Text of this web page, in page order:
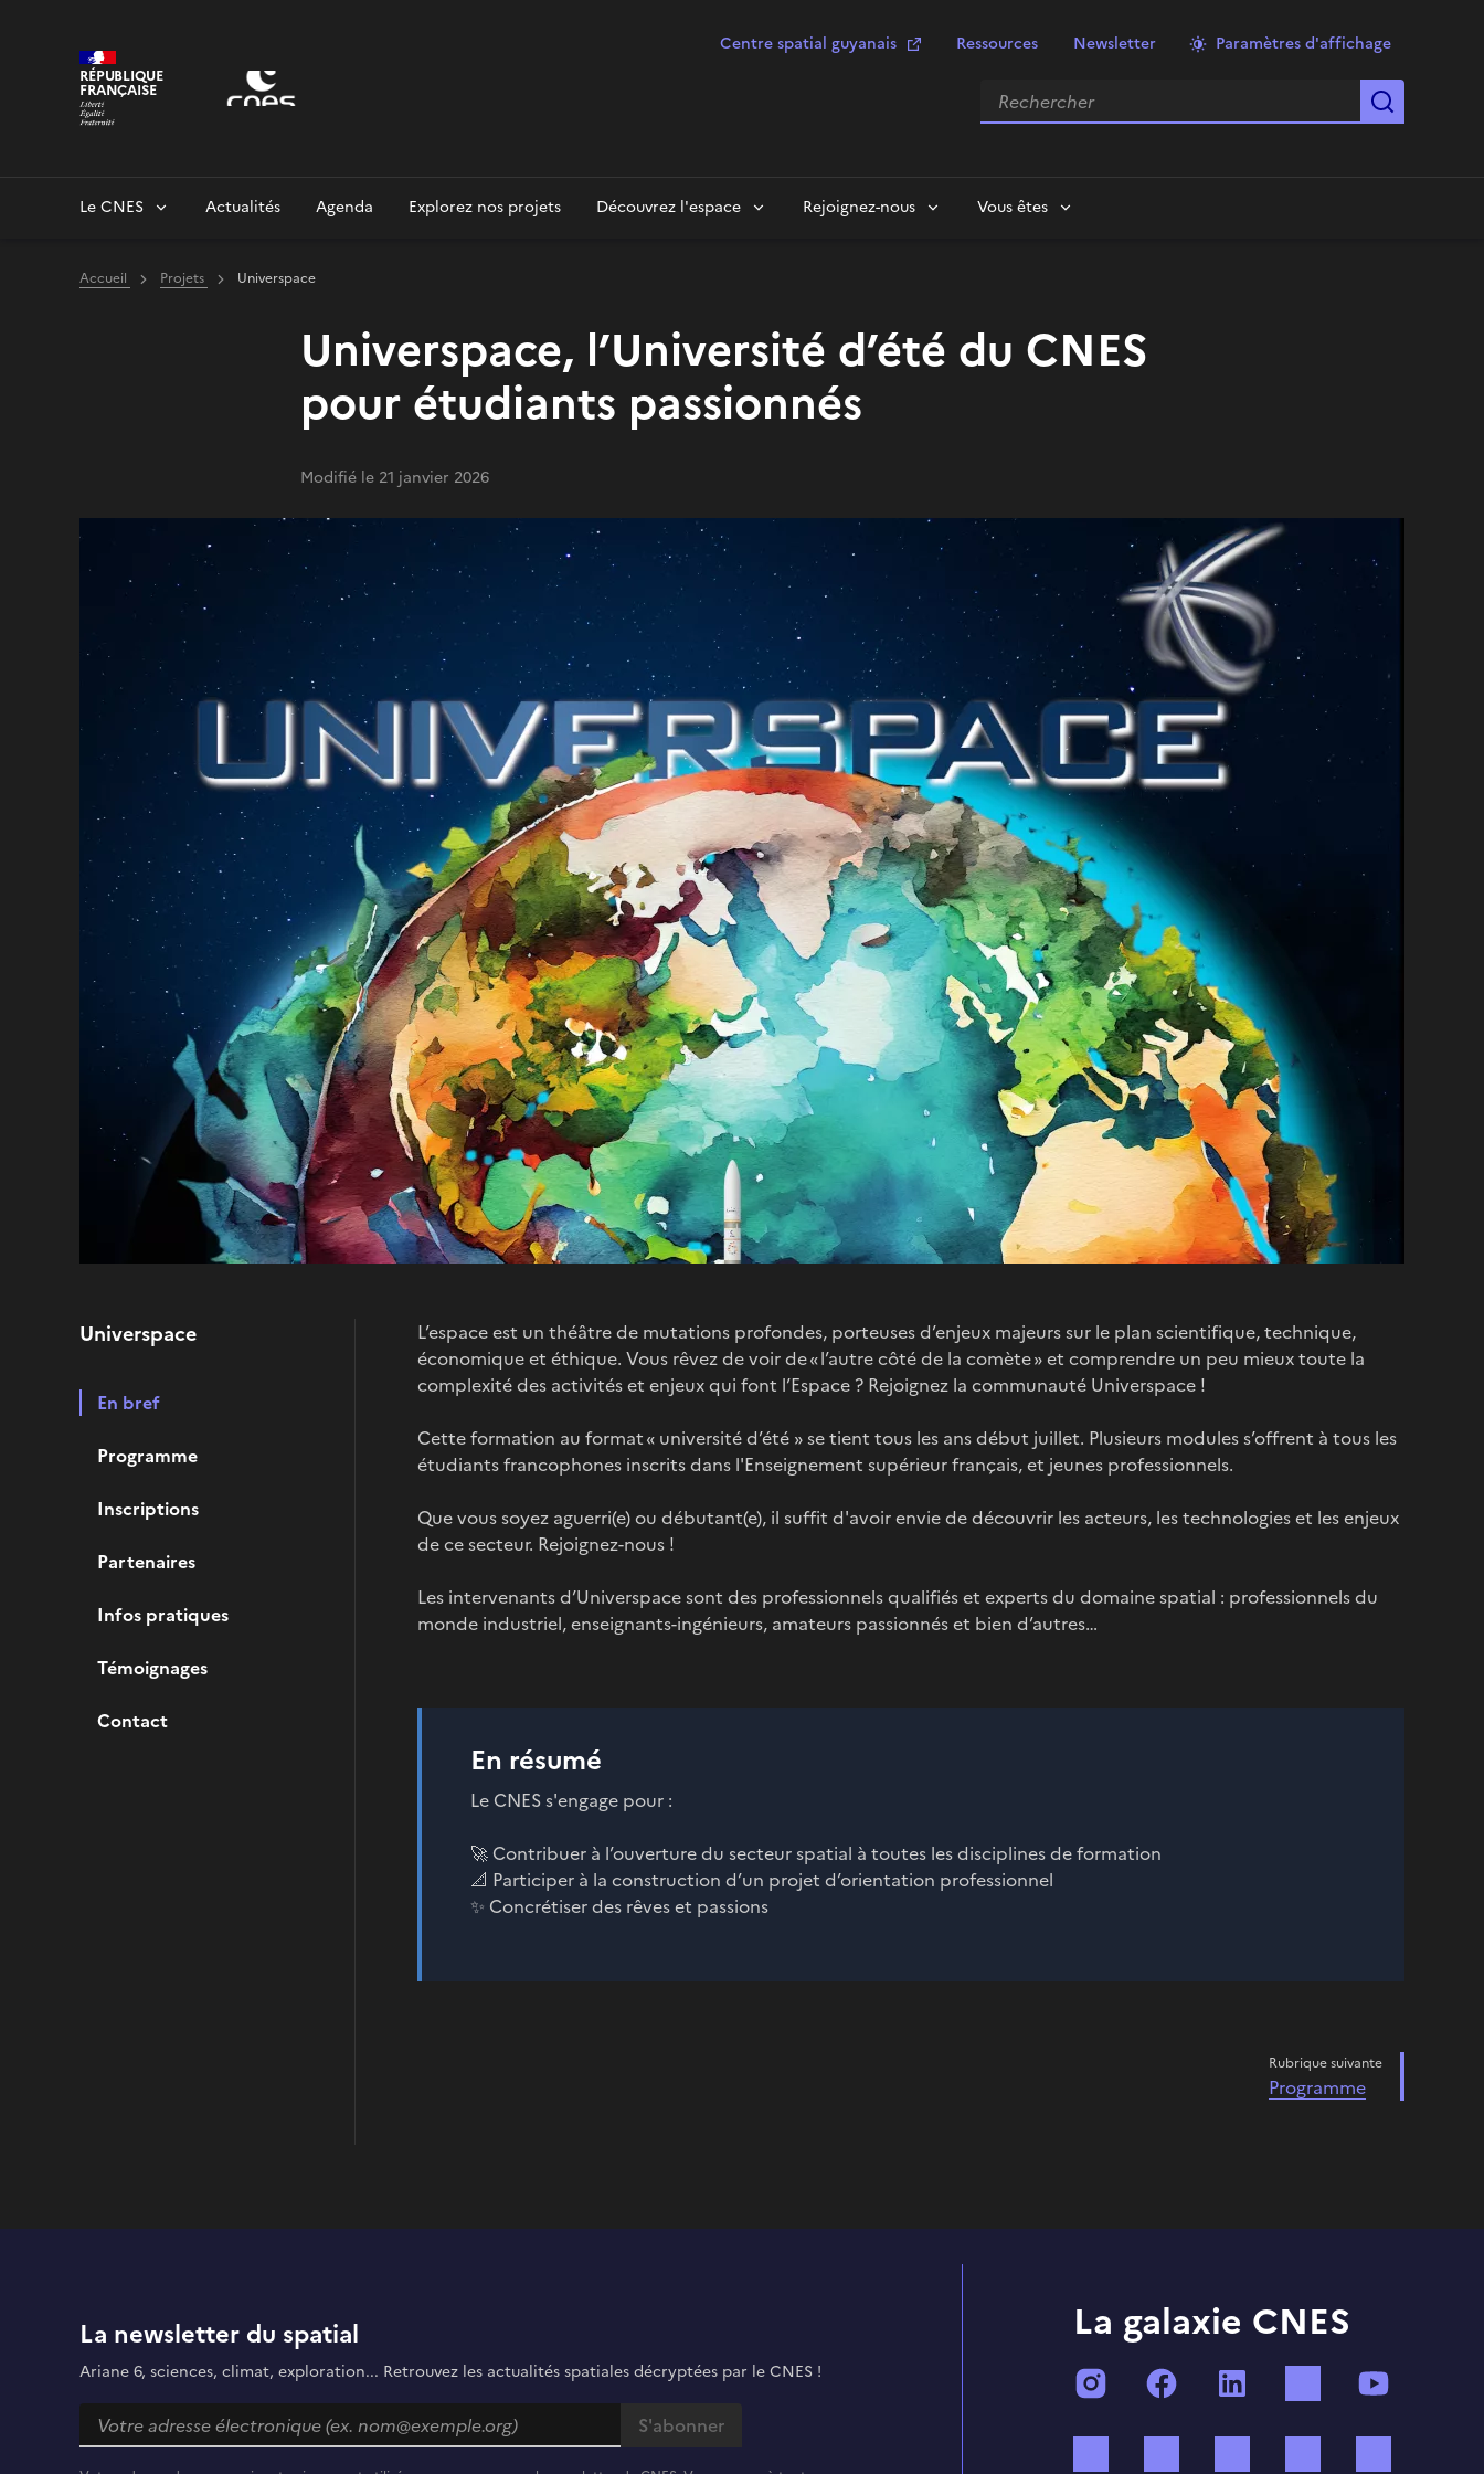
RÉPUBLIQUE
FRANÇAISE
Centre spatial guyanais Ressources Newsletter Paramètres d'affichage
Rechercher
Le CNES Actualités Agenda Explorez nos projets Découvrez l'espace Rejoignez-nous Vous êtes
Accueil Projets Universpace
Universpace, l’Université d’été du CNES
pour étudiants passionnés
Modifié le 21 janvier 2026
Universpace
En bref
Programme
Inscriptions
Partenaires
Infos pratiques
Témoignages
Contact
L’espace est un théâtre de mutations profondes, porteuses d’enjeux majeurs sur le plan scientifique, technique,
économique et éthique. Vous rêvez de voir de « l’autre côté de la comète » et comprendre un peu mieux toute la
complexité des activités et enjeux qui font l’Espace ? Rejoignez la communauté Universpace !
Cette formation au format « université d’été » se tient tous les ans début juillet. Plusieurs modules s’offrent à tous les
étudiants francophones inscrits dans l'Enseignement supérieur français, et jeunes professionnels.
Que vous soyez aguerri(e) ou débutant(e), il suffit d'avoir envie de découvrir les acteurs, les technologies et les enjeux
de ce secteur. Rejoignez-nous !
Les intervenants d’Universpace sont des professionnels qualifiés et experts du domaine spatial : professionnels du
monde industriel, enseignants-ingénieurs, amateurs passionnés et bien d’autres…
En résumé
Le CNES s'engage pour :
🚀 Contribuer à l’ouverture du secteur spatial à toutes les disciplines de formation
📐 Participer à la construction d’un projet d’orientation professionnel
✨ Concrétiser des rêves et passions
Rubrique suivante
Programme
La newsletter du spatial
Ariane 6, sciences, climat, exploration... Retrouvez les actualités spatiales décryptées par le CNES !
La galaxie CNES
InstagramFacebook TikTok